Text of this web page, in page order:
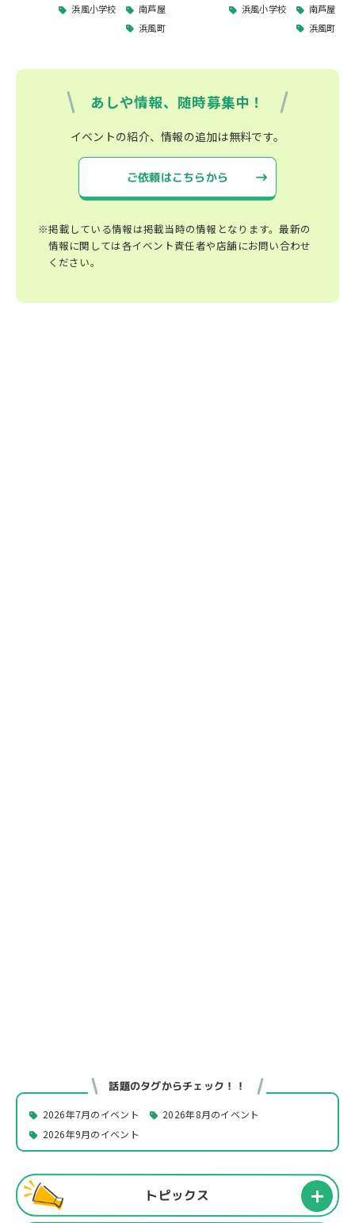
浜風小学校
南芦屋
浜風町
浜風小学校
南芦屋
浜風町
あしや情報、随時募集中！
イベントの紹介、情報の追加は無料です。
ご依頼はこちらから
※掲載している情報は掲載当時の情報となります。最新の
情報に関しては各イベント責任者や店舗にお問い合わせ
ください。
話題のタグからチェック！！
2026年7月のイベント
2026年8月のイベント
2026年9月のイベント
トピックス